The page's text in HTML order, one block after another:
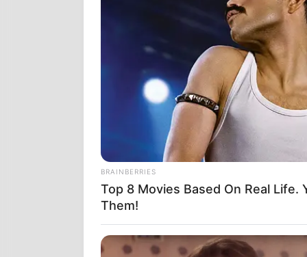
ΠΟΛΛΟΙ
ΜΑΣ…….
ΜΑΤΙΑ ΤΟΥ
ΣΠΟΥΔΑΙΑ
BRAINBERRIES
Top 8 Movies Based On Real Life.
Them!